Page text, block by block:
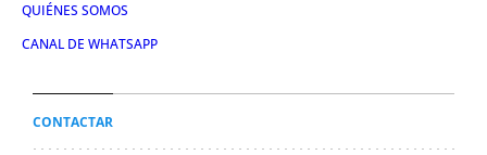
QUIÉNES SOMOS
CANAL DE WHATSAPP
CONTACTAR